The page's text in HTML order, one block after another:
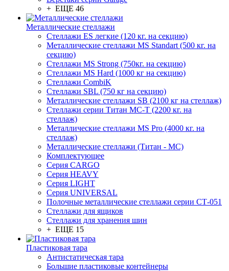
+ ЕЩЕ 46
Металлические стеллажи
Стеллажи ES легкие (120 кг. на секцию)
Металлические стеллажи MS Standart (500 кг. на
секцию)
Стеллажи MS Strong (750кг. на секцию)
Стеллажи MS Hard (1000 кг на секцию)
Стеллажи CombiK
Стеллажи SBL (750 кг на секцию)
Металлические стеллажи SB (2100 кг на стеллаж)
Стеллажи серии Титан МС-Т (2200 кг. на
стеллаж)
Металлические стеллажи MS Pro (4000 кг. на
стеллаж)
Металлические стеллажи (Титан - МС)
Комплектующее
Серия CARGO
Серия HEAVY
Серия LIGHT
Серия UNIVERSAL
Полочные металлические стеллажи серии СТ-051
Стеллажи для ящиков
Стеллажи для хранения шин
+ ЕЩЕ 15
Пластиковая тара
Антистатическая тара
Большие пластиковые контейнеры